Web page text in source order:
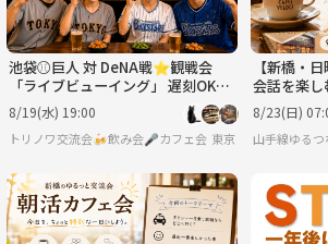
池袋⚾️巨人 対 DeNA戦⭐観戦会
「ライブビューイング」 遅刻OK・
お気軽1人参加✨横浜スタジアム✨
8/19(水) 19:00
トリノワ交流会🍻飲み会🎤カフェ会☕️カラオケ会☕️など
東京
【新橋・
会話を楽
8/23(日)
山手線ゆる